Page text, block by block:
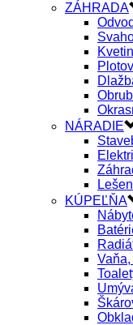
ZÁHRADA
NÁRADIE
KÚPEĽŇA